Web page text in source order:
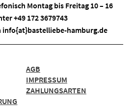
Montag bis Freitag 10 – 16
+49 172 3679743
info{at}bastelliebe-hamburg.de
AGB
IMPRESSUM
ZAHLUNGSARTEN